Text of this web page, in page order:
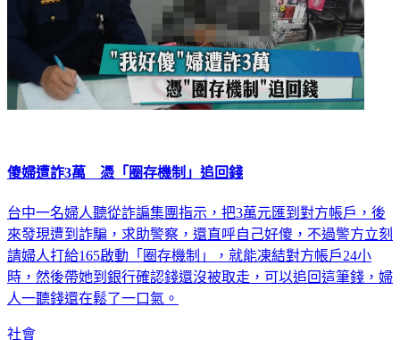
傻婦遭詐3萬 憑「圈存機制」追回錢
台中一名婦人聽從詐諞集團指示，把3萬元匯到對方帳戶，後
來發現遭到詐騙，求助警察，還直呼自己好傻，不過警方立刻
請婦人打給165啟動「圈存機制」，就能凍結對方帳戶24小
時，然後帶她到銀行確認錢還沒被取走，可以追回這筆錢，婦
人一聽錢還在鬆了一口氣。
社會